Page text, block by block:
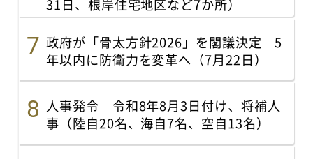
31日、根岸住宅地区など7か所）
政府が「骨太方針2026」を閣議決定 5
年以内に防衛力を変革へ（7月22日）
人事発令 令和8年8月3日付け、将補人
事（陸自20名、海自7名、空自13名）